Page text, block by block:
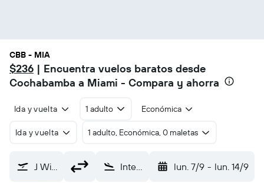
CBB - MIA
$236 | Encuentra vuelos baratos desde
Cochabamba a Miami - Compara y ahorra
Ida y vuelta 1 adulto Económica
Ida y vuelta 1 adulto, Económica, 0 maletas
J Wilsterman (CBB) Internacional de Miami (MIA) lun. 7/9 - lun. 14/9